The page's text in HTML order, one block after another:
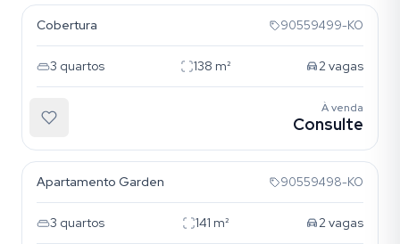
Cobertura 90559499-KO
3 quartos 138 m² 2vagas
À venda
Consulte
Apartamento Garden 90559498-KO
3 quartos 141 m² 2vagas